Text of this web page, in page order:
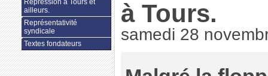
à Tours.
samedi 28
Répression à Tours et
ailleurs.
Représentativité
syndicale
Textes fondateurs